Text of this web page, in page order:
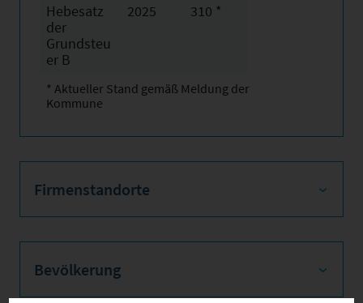
Hebesatz
der
Grundsteu
er B
2025 310 *
* Aktueller Stand gemäß Meldung der
Kommune
Firmenstandorte
Bevölkerung